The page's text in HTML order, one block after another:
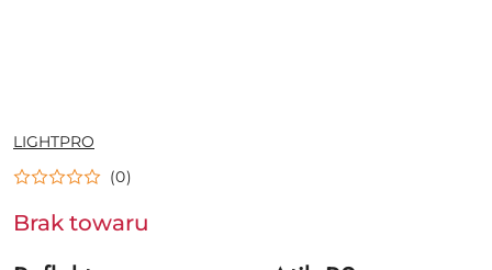
NAZWA
PRODUCENTA:
LIGHTPRO
(0)
Brak towaru